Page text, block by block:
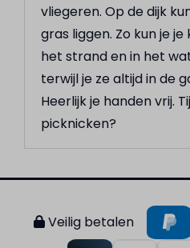
vliegeren. Op de dijk
gras liggen. Zo kun je
het strand en in het
terwijl je ze altijd in de
Heerlijk je handen vrij.
picknicken?
Veilig betalen